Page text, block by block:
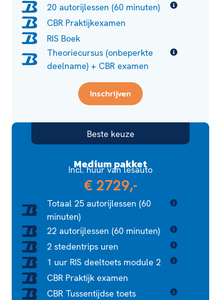
20 autorijlessen (60 minuten)
CBR Praktijkexamen
RIS Boek
Theoriecursus (onbeperkte
deelname) + CBR examen
Inschrijven
Beste keuze
Medium pakket
Incl. huur van lesauto
€ 2729,-
Totaal 25 autorijlessen (60
minuten)
22 autorijlessen (60 minuten)
2 stedentrips uren
1 uur RIS deeltoets module 2
CBR Praktijk examen
CBR Tussentijdse toets